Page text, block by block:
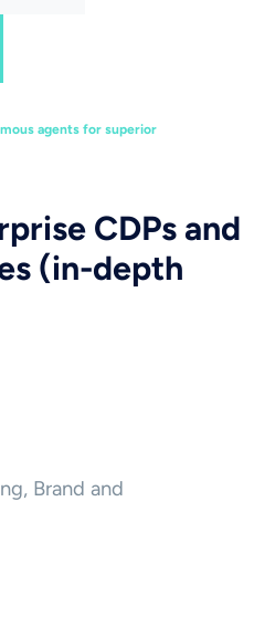
agents for superior
CDPs and
(in-depth
Brand and